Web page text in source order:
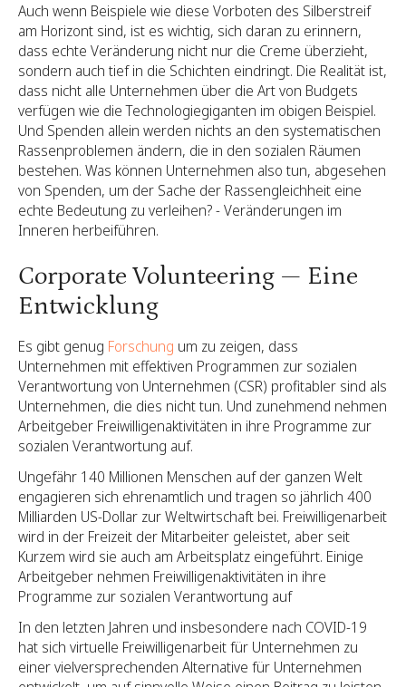
Auch wenn Beispiele wie diese Vorboten des Silberstreif
am Horizont sind, ist es wichtig, sich daran zu erinnern,
dass echte Veränderung nicht nur die Creme überzieht,
sondern auch tief in die Schichten eindringt. Die Realität ist,
dass nicht alle Unternehmen über die Art von Budgets
verfügen wie die Technologiegiganten im obigen Beispiel.
Und Spenden allein werden nichts an den systematischen
Rassenproblemen ändern, die in den sozialen Räumen
bestehen. Was können Unternehmen also tun, abgesehen
von Spenden, um der Sache der Rassengleichheit eine
echte Bedeutung zu verleihen? - Veränderungen im
Inneren herbeiführen.
Corporate Volunteering — Eine
Entwicklung
Es gibt genug Forschung um zu zeigen, dass
Unternehmen mit effektiven Programmen zur sozialen
Verantwortung von Unternehmen (CSR) profitabler sind als
Unternehmen, die dies nicht tun. Und zunehmend nehmen
Arbeitgeber Freiwilligenaktivitäten in ihre Programme zur
sozialen Verantwortung auf.
Ungefähr 140 Millionen Menschen auf der ganzen Welt
engagieren sich ehrenamtlich und tragen so jährlich 400
Milliarden US-Dollar zur Weltwirtschaft bei. Freiwilligenarbeit
wird in der Freizeit der Mitarbeiter geleistet, aber seit
Kurzem wird sie auch am Arbeitsplatz eingeführt. Einige
Arbeitgeber nehmen Freiwilligenaktivitäten in ihre
Programme zur sozialen Verantwortung auf
In den letzten Jahren und insbesondere nach COVID-19
hat sich virtuelle Freiwilligenarbeit für Unternehmen zu
einer vielversprechenden Alternative für Unternehmen